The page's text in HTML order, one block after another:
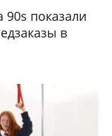
показали
в